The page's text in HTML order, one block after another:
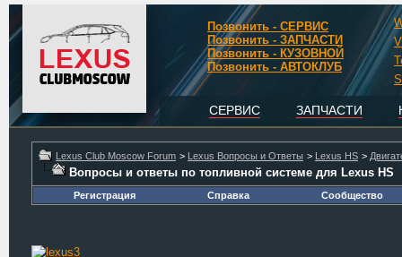
Позвонить - СЕРВИС
Позвонить - ЗАПЧАСТИ
Позвонить - КУЗОВНОЙ
Позвонить - АВТОКЛУБ
СЕРВИС ЗАПЧАСТИ
Lexus Club Moscow Forum > Lexus Вопросы и Ответы > Lexus HS >
Вопросы и ответы по топливной системе для Lexus HS
Регистрация Справка Сообщество